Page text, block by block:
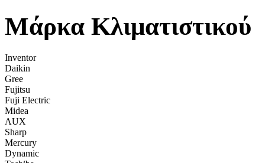
Μάρκα Κλιματιστικού
Inventor
Daikin
Gree
Fujitsu
Fuji Electric
Midea
AUX
Sharp
Mercury
Dynamic